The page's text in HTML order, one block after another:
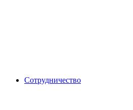
Сотрудничество